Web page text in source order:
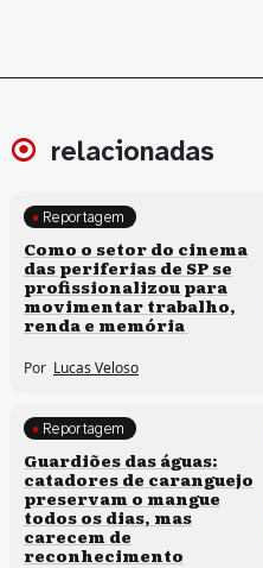
relacionadas
Políticas culturais
Reportagem
Como o setor do cinema
das periferias de SP se
profissionalizou para
movimentar trabalho,
renda e memória
Por Lucas Veloso
Clima e cultura
Reportagem
Guardiões das águas:
catadores de caranguejo
preservam o mangue
todos os dias, mas
carecem de
reconhecimento